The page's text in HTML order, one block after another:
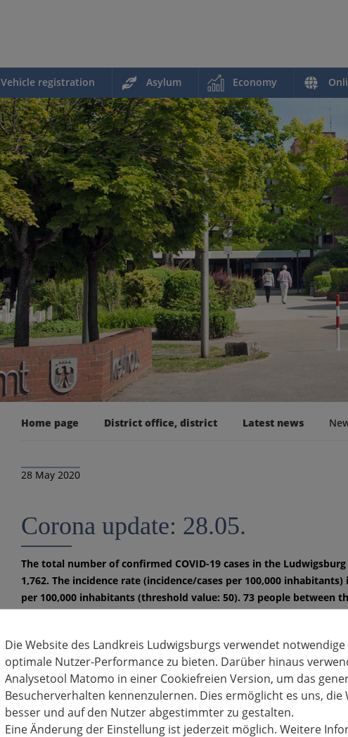
Vehicle registration Asylum Economy
Home page District office, district Latest news
28 May 2020
Corona update: 28.05.
The total number of confirmed COVID-19 cases in the
1,762. The incidence rate (incidence/cases per 100,000
per 100,000 inhabitants (threshold value: 50). 73 people between
1,654 people have recovered and 35 are currently infected.
back
Related Files
Die Website des Landkreis Ludwigsburgs verwendet
optimale Nutzer-Performance zu bieten. Darüber hinaus
Analysetool Matomo in einer Cookiefreien Version, um das
Besucherverhalten kennenzulernen. Dies ermöglicht es uns, die
besser und auf den Nutzer abgestimmter zu gestalten.
Eine Änderung der Einstellung ist jederzeit möglich. Weitere